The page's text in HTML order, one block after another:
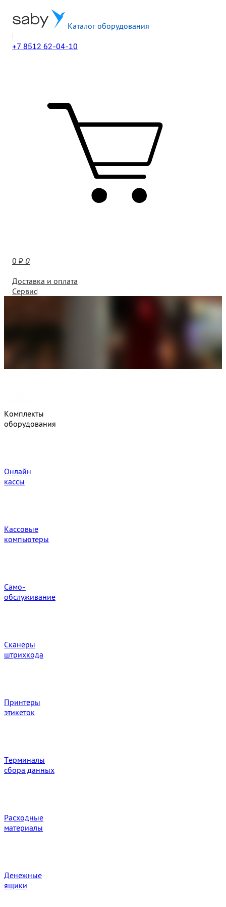
Каталог оборудования
+7 8512 62-04-10
0 ₽ 0
Доставка и оплата
Сервис
Комплекты
оборудования
Онлайн
кассы
Кассовые
компьютеры
Само-
обслуживание
Сканеры
штрихкода
Принтеры
этикеток
Терминалы
сбора данных
Расходные
материалы
Денежные
ящики